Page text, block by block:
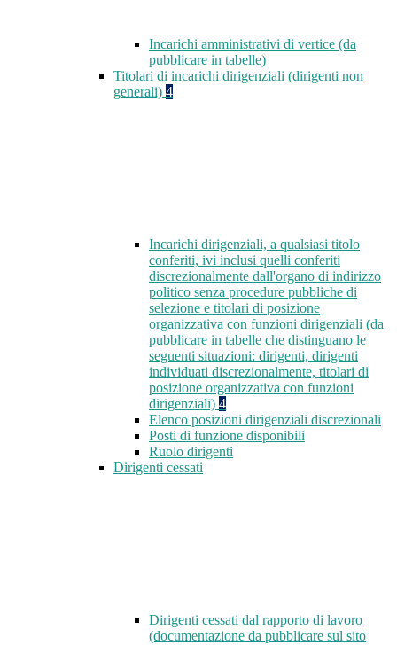
Incarichi amministrativi di vertice (da
pubblicare in tabelle)
Titolari di incarichi dirigenziali (dirigenti non
generali) 4
Incarichi dirigenziali, a qualsiasi titolo
conferiti, ivi inclusi quelli conferiti
discrezionalmente dall'organo di indirizzo
politico senza procedure pubbliche di
selezione e titolari di posizione
organizzativa con funzioni dirigenziali (da
pubblicare in tabelle che distinguano le
seguenti situazioni: dirigenti, dirigenti
individuati discrezionalmente, titolari di
posizione organizzativa con funzioni
dirigenziali) 4
Elenco posizioni dirigenziali discrezionali
Posti di funzione disponibili
Ruolo dirigenti
Dirigenti cessati
Dirigenti cessati dal rapporto di lavoro
(documentazione da pubblicare sul sito